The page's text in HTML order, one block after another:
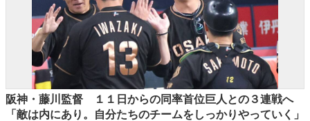
阪神・藤川監督 １１日からの同率首位巨人との３連戦へ
「敵は内にあり。自分たちのチームをしっかりやっていく」